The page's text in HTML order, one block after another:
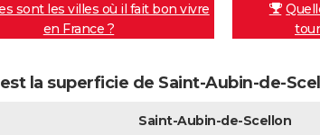
sont les villes où il fait bon vivre
en France ?
la superficie de Saint-Aubin-de-
Saint-Aubin-de-Scellon